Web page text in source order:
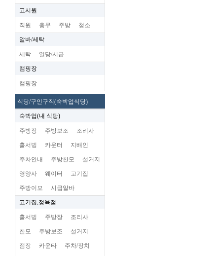
고시원
직원 총무 주방 청소
알바/세탁
세탁 일당/시급
캠핑장
캠핑장
식당/구인구직(숙박업식당)
숙박업(내 식당)
주방장 주방보조 조리사
홀서빙 카운터 지배인
주차안내 주방찬모 설거지
영양사 웨이터 고기집
주방이모 시급알바
고기집,정육점
홀서빙 주방장 조리사
찬모 주방보조 설거지
점장 카운타 주차/장치